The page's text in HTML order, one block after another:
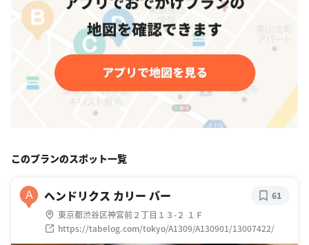
このプランのスポット一覧
A ヘンドリクス カリー バー
東京都渋谷区神宮前２丁目１３-２ １Ｆ
https://tabelog.com/tokyo/A1309/A130901/13007422/
61